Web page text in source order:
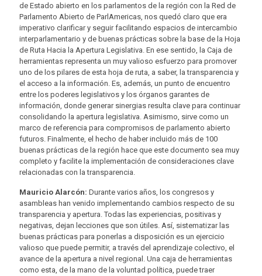
de Estado abierto en los parlamentos de la región con la Red de
Parlamento Abierto de ParlAmericas, nos quedó claro que era
imperativo clarificar y seguir facilitando espacios de intercambio
interparlamentario y de buenas prácticas sobre la base de la Hoja
de Ruta Hacia la Apertura Legislativa. En ese sentido, la Caja de
herramientas representa un muy valioso esfuerzo para promover
uno de los pilares de esta hoja de ruta, a saber, la transparencia y
el acceso a la información. Es, además, un punto de encuentro
entre los poderes legislativos y los órganos garantes de
información, donde generar sinergias resulta clave para continuar
consolidando la apertura legislativa. Asimismo, sirve como un
marco de referencia para compromisos de parlamento abierto
futuros. Finalmente, el hecho de haber incluido más de 100
buenas prácticas de la región hace que este documento sea muy
completo y facilite la implementación de consideraciones clave
relacionadas con la transparencia.
Mauricio Alarcón: Durante varios años, los congresos y
asambleas han venido implementando cambios respecto de su
transparencia y apertura. Todas las experiencias, positivas y
negativas, dejan lecciones que son útiles. Así, sistematizar las
buenas prácticas para ponerlas a disposición es un ejercicio
valioso que puede permitir, a través del aprendizaje colectivo, el
avance de la apertura a nivel regional. Una caja de herramientas
como esta, de la mano de la voluntad política, puede traer